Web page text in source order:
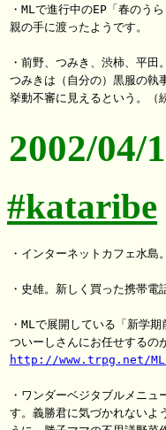
・MLで進行中のEP「春のう
親の手に渡ったようです。
・前野、つみき、渋柿、平
つみきは（自分の）黒服の執
2002/04/
#kataribe
・インターネットカフェ水島
・史雄。新しく買った携帯電
・MLで展開している「新学
http://www.trpg.net/
・ワンダーベジタブルメニ
す。義勝君に気づかれないよ